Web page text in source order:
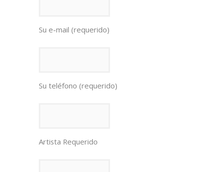
Su e-mail (requerido)
Su teléfono (requerido)
Artista Requerido